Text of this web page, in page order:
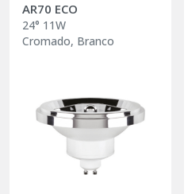
AR70 ECO
24° 11W
Cromado, Branco